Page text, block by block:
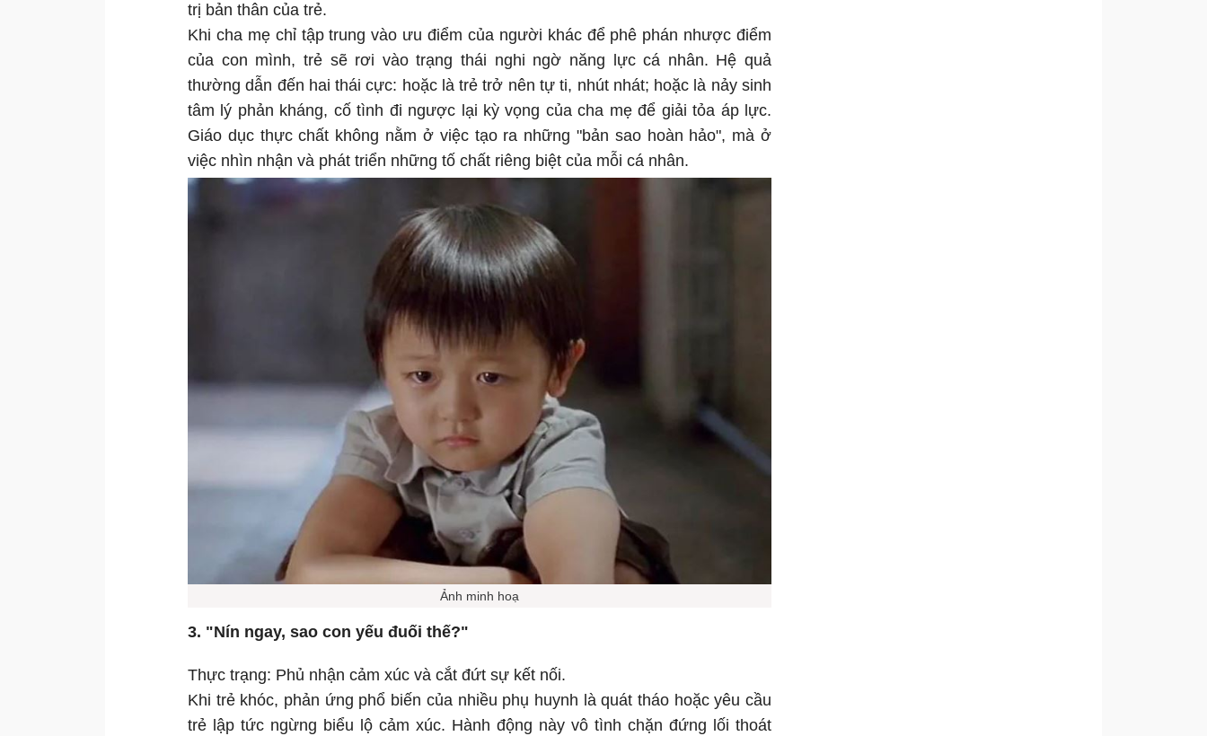
trị bản thân của trẻ.
Khi cha mẹ chỉ tập trung vào ưu điểm của người khác để phê phán nhược điểm
của con mình, trẻ sẽ rơi vào trạng thái nghi ngờ năng lực cá nhân. Hệ quả
thường dẫn đến hai thái cực: hoặc là trẻ trở nên tự ti, nhút nhát; hoặc là nảy sinh
tâm lý phản kháng, cố tình đi ngược lại kỳ vọng của cha mẹ để giải tỏa áp lực.
Giáo dục thực chất không nằm ở việc tạo ra những "bản sao hoàn hảo", mà ở
việc nhìn nhận và phát triển những tố chất riêng biệt của mỗi cá nhân.
Ảnh minh hoạ
3. "Nín ngay, sao con yếu đuối thế?"
Thực trạng: Phủ nhận cảm xúc và cắt đứt sự kết nối.
Khi trẻ khóc, phản ứng phổ biến của nhiều phụ huynh là quát tháo hoặc yêu cầu
trẻ lập tức ngừng biểu lộ cảm xúc. Hành động này vô tình chặn đứng lối thoát